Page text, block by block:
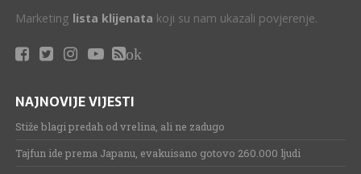
Marketing lista klijenata koji su nam ukazali povjerenje.
ok
NAJNOVIJE VIJESTI
Stiže blagi predah od vrelina, ali ne zadugo
Tajfun ide prema Japanu, evakuisano gotovo 260.000 ljudi